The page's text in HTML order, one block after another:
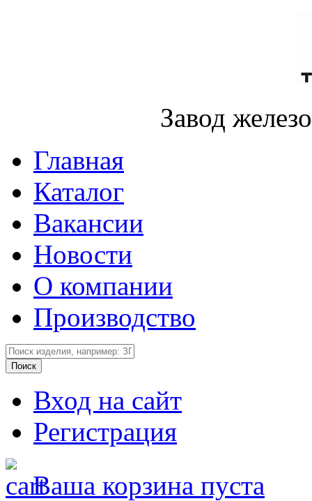
Завод
Главная
Каталог
Вакансии
Новости
О компании
Производство
Вход на сайт
Регистрация
Ваша корзина пуста